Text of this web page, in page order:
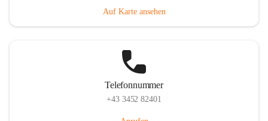
Auf Karte ansehen
Telefonnummer
+43 3452 82401